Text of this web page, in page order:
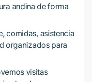
andina de forma
comidas, asistencia
organizados para
visitas